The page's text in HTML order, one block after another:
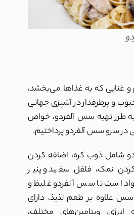
غنايی که به غذاها می‌بخشد،
و پرطرفدار در آشپزی جهانی
طرز تهیه سس آلفردو، خواص
سرو سس آلفردو پرداختیم.
شامل ذوب کره، اضافه کردن
نمک، فلفل سفید و پنیر
است تا سس آلفردو غلیظ و
علاوه بر طعم لذیذ، دارای